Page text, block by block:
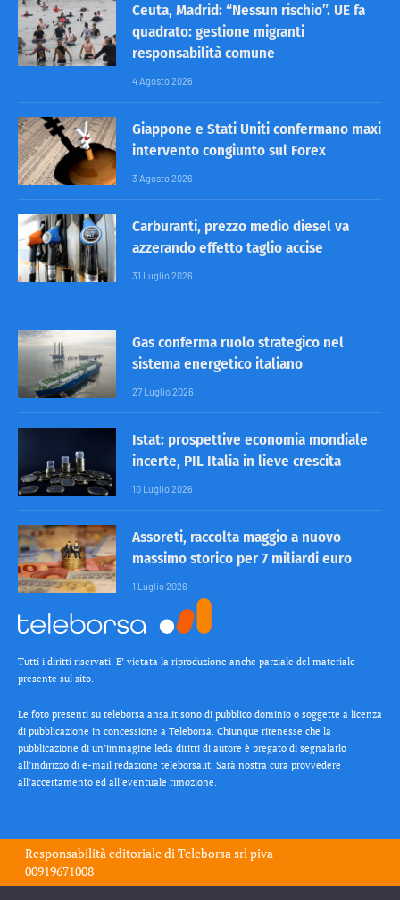
Ceuta, Madrid: “Nessun rischio”. UE fa
quadrato: gestione migranti
responsabilità comune
4 Agosto 2026
Giappone e Stati Uniti confermano maxi
intervento congiunto sul Forex
3 Agosto 2026
Carburanti, prezzo medio diesel va
azzerando effetto taglio accise
31 Luglio 2026
Gas conferma ruolo strategico nel
sistema energetico italiano
27 Luglio 2026
Istat: prospettive economia mondiale
incerte, PIL Italia in lieve crescita
10 Luglio 2026
Assoreti, raccolta maggio a nuovo
massimo storico per 7 miliardi euro
1 Luglio 2026
Tutti i diritti riservati. E’ vietata la riproduzione anche parziale del materiale
presente sul sito.
Le foto presenti su teleborsa.ansa.it sono di pubblico dominio o soggette a licenza
di pubblicazione in concessione a Teleborsa. Chiunque ritenesse che la
pubblicazione di un’immagine leda diritti di autore è pregato di segnalarlo
all’indirizzo di e-mail redazione teleborsa.it. Sarà nostra cura provvedere
all’accertamento ed all’eventuale rimozione.
Responsabilità editoriale diTeleborsa srlpiva
00919671008